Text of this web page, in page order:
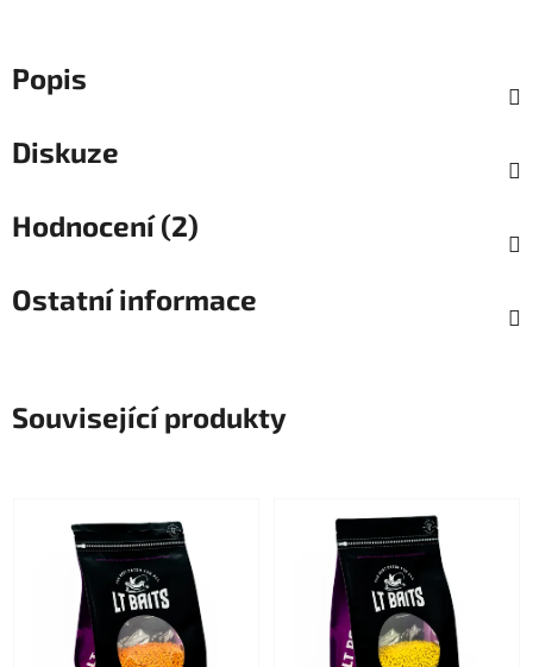
Popis
Diskuze
Hodnocení (2)
Ostatní informace
Související produkty